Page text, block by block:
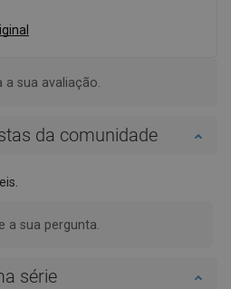
a sua avaliação.
da comunidade
a sua pergunta.
série